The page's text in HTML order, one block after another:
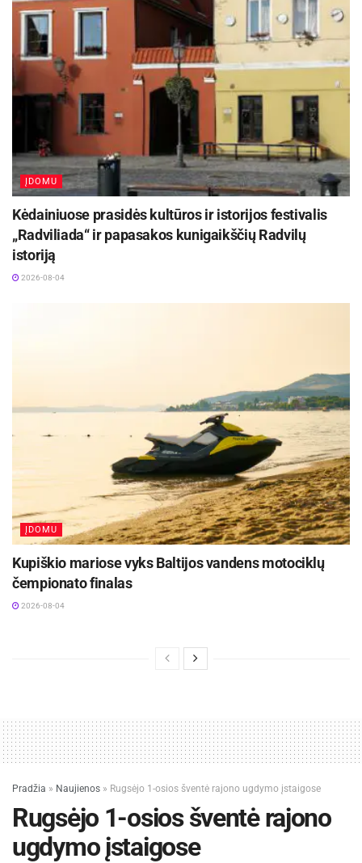
laisvę atgavo tik ryte, atvykus Tanzanijos
laukinės gamtos tarnybos ir JAV ambasados
pareigūnams.
Kokie kiti nuotykiai ir pavojai laukė B. Christy ir
kaip sekasi jo dirbtiniams durklams, skaitykite
žurnale „National Geographic Lietuva“.
ĮDOMU
Kėdainiuose prasidės kultūros ir istorijos festivalis
„Radviliada“ ir papasakos kunigaikščių Radvilų
istoriją
2026-08-04
ĮDOMU
Kupiškio mariose vyks Baltijos vandens motociklų
čempionato finalas
2026-08-04
Pradžia » Naujienos » Rugsėjo 1-osios šventė rajono ugdymo įstaigose
Rugsėjo 1-osios šventė rajono
ugdymo įstaigose